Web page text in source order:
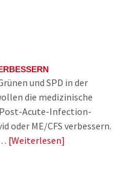
und SPD in der
die medizinische
Acute-Infection-
oder ME/CFS verbessern.
Weiterlesen